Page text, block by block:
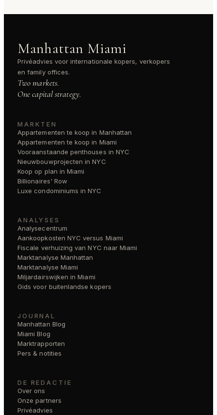
Manhattan Miami
Privéadvies voor internationale kopers, verkopers
en family offices.
Two markets.
One capital strategy.
MARKTEN
Appartementen te koop in Manhattan
Appartementen te koop in Miami
Vooraanstaande penthouses in NYC
Nieuwbouwprojecten in NYC
Koop op plan in Miami
Billionaires' Row
Luxe condominiums in NYC
ANALYSES
Analysecentrum
Aankoopkosten NYC versus Miami
Fiscale verhuizing van NYC naar Miami
Marktanalyse Manhattan
Marktanalyse Miami
Miljardairswijken in Miami
Gids voor buitenlandse kopers
JOURNAL
Manhattan Blog
Miami Blog
Marktrapporten
Pers & notities
DE REDACTIE
Over ons
Onze partners
Privéadvies